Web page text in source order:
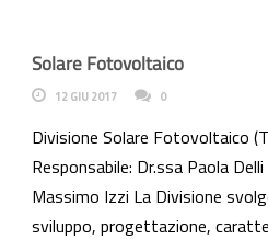
Solare Fotovoltaico
12 GIU 2017 0
Divisione Solare Fotovoltaico
Responsabile: Dr.ssa Paola
Massimo Izzi La Divisione
sviluppo, progettazione,